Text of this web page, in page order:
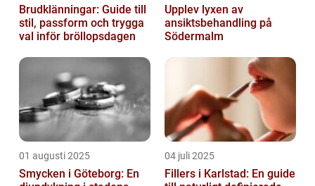
Brudklänningar: Guide till
stil, passform och trygga
val inför bröllopsdagen
Upplev lyxen av
ansiktsbehandling på
Södermalm
01 augusti 2025
Smycken i Göteborg: En
04 juli 2025
Fillers i Karlstad: En guide